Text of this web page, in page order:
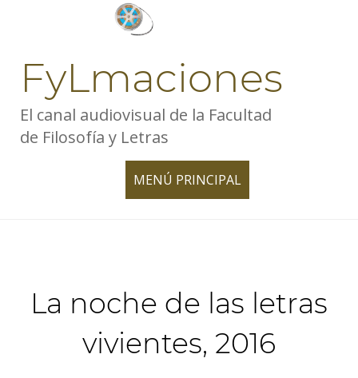
FyLmaciones
El canal audiovisual de la Facultad
de Filosofía y Letras
MENÚ PRINCIPAL
TOGGLE
La noche de las letras
vivientes, 2016